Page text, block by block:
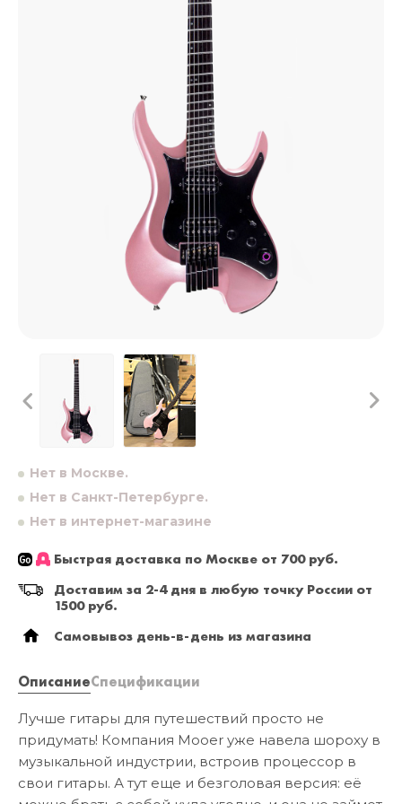
Нет в Москве.
Нет в Санкт-Петербурге.
Нет в интернет-магазине
Быстрая доставка по Москве от 700 руб.
Доставим за 2-4 дня в любую точку России от
1500 руб.
Самовывоз день-в-день из магазина
ОписаниеСпецификации
Лучше гитары для путешествий просто не
придумать! Компания Mooer уже навела шороху в
музыкальной индустрии, встроив процессор в
свои гитары. А тут еще и безголовая версия: её